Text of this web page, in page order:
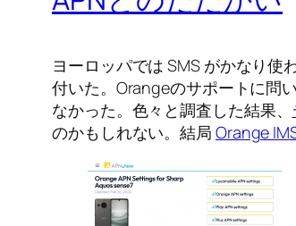
ヨーロッパでは SMS がかなり
付いた。Orangeのサポートに問
なかった。色々と調査した結果、
のかもしれない。結局 Orange